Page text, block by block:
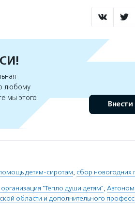
любому
мы этого
Внести
детям-сиротам, сбор новогодних
"Тепло души детям",
области и дополнительного